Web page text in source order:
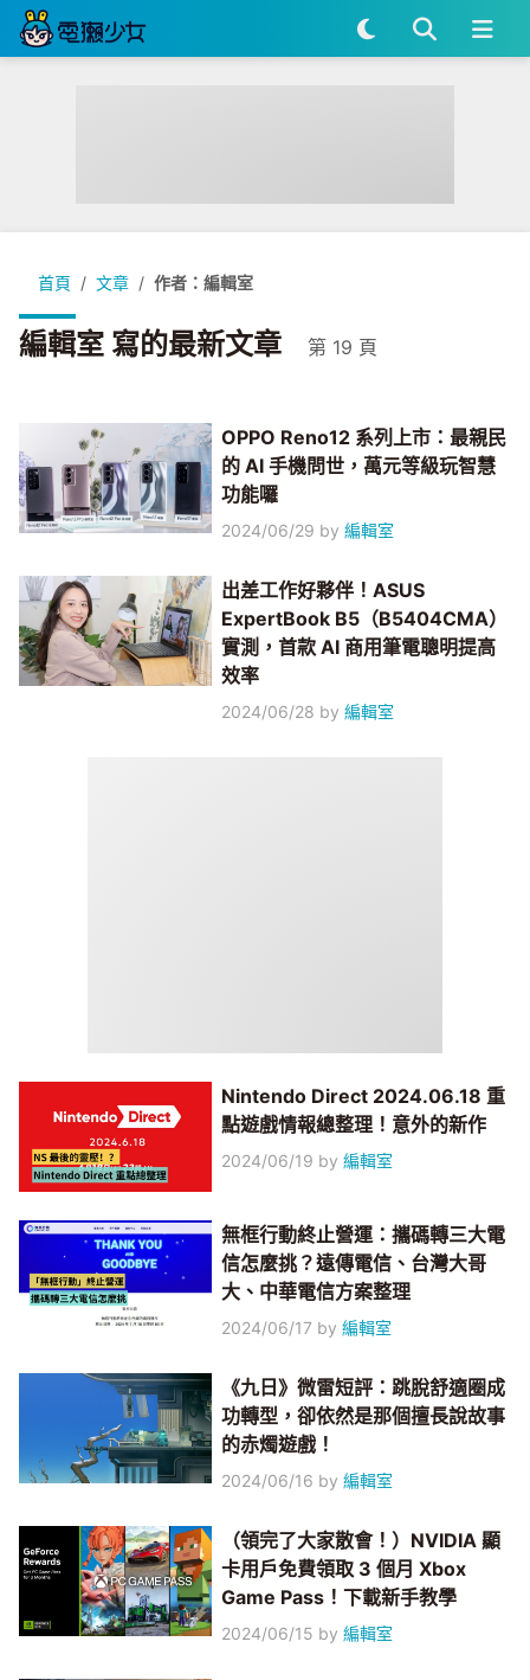
首頁 文章 作者：編輯室
編輯室 寫的最新文章 第 19 頁
OPPO Reno12 系列上市：最親民
的 AI 手機問世，萬元等級玩智慧
功能囉
2024/06/29 by編輯室
出差工作好夥伴！ASUS
ExpertBook B5（B5404CMA）
實測，首款 AI 商用筆電聰明提高
效率
2024/06/28 by編輯室
Nintendo Direct 2024.06.18 重
點遊戲情報總整理！意外的新作
2024/06/19 by編輯室
無框行動終止營運：攜碼轉三大電
信怎麼挑？遠傳電信、台灣大哥
大、中華電信方案整理
2024/06/17 by編輯室
《九日》微雷短評：跳脫舒適圈成
功轉型，卻依然是那個擅長說故事
的赤燭遊戲！
2024/06/16 by編輯室
（領完了大家散會！）NVIDIA 顯
卡用戶免費領取 3 個月 Xbox
Game Pass！下載新手教學
2024/06/15 by編輯室